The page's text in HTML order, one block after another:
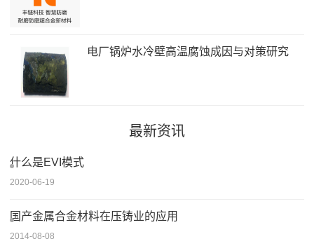
电厂锅炉水冷壁高温腐蚀成因与对策研究
最新资讯
什么是EVI模式
2020-06-19
国产金属合金材料在压铸业的应用
2014-08-08